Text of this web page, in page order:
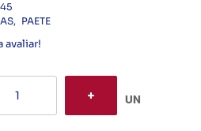
PAETE
avaliar!
UN